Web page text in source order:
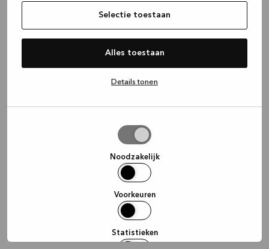
Selectie toestaan
Alles toestaan
Details tonen
Noodzakelijk
Voorkeuren
Statistieken